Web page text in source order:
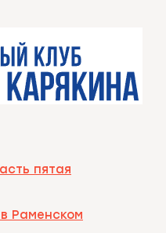
пятая
Раменском